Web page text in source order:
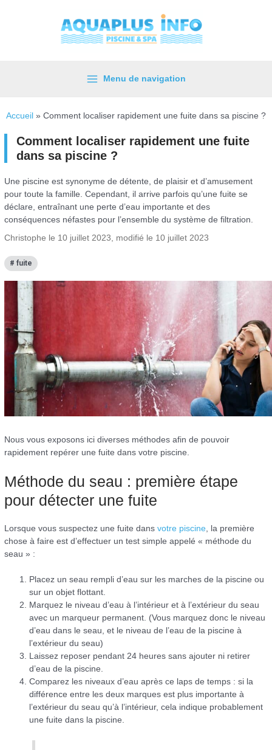
Menu
Menu de navigation
Accueil » Comment localiser rapidement une fuite dans sa piscine ?
Comment localiser rapidement une fuite
dans sa piscine ?
Une piscine est synonyme de détente, de plaisir et d’amusement
pour toute la famille. Cependant, il arrive parfois qu’une fuite se
déclare, entraînant une perte d’eau importante et des
conséquences néfastes pour l’ensemble du système de filtration.
Christophe le 10 juillet 2023, modifié le 10 juillet 2023
fuite
Nous vous exposons ici diverses méthodes afin de pouvoir
rapidement repérer une fuite dans votre piscine.
Méthode du seau : première étape
pour détecter une fuite
Lorsque vous suspectez une fuite dansvotre piscine , la première
chose à faire est d’effectuer un test simple appelé « méthode du
seau » :
Placez un seau rempli d’eau sur les marches de la piscine ou
sur un objet flottant.
Marquez le niveau d’eau à l’intérieur et à l’extérieur du seau
avec un marqueur permanent. (Vous marquez donc le niveau
d’eau dans le seau, et le niveau de l’eau de la piscine à
l’extérieur du seau)
Laissez reposer pendant 24 heures sans ajouter ni retirer
d’eau de la piscine.
Comparez les niveaux d’eau après ce laps de temps : si la
différence entre les deux marques est plus importante à
l’extérieur du seau qu’à l’intérieur, cela indique probablement
une fuite dans la piscine.